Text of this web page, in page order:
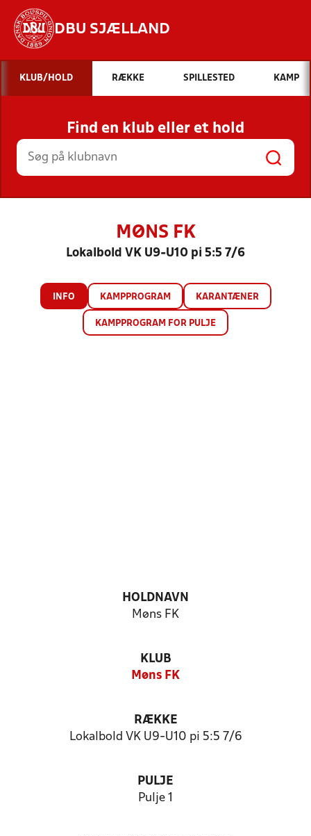
DBU SJÆLLAND
Hvad vil du søge efter?
INDHOLD OG NYHEDER
STILLINGER, RESULTATER, KLUBBER OG
HOLD
KLUB/HOLD RÆKKE SPILLESTED KAMP
Find en klub eller et hold
MØNS FK
Lokalbold VK U9-U10 pi 5:5 7/6
INFO KAMPPROGRAM KARANTÆNER
KAMPPROGRAM FOR PULJE
HOLDNAVN
Møns FK
KLUB
Møns FK
RÆKKE
Lokalbold VK U9-U10 pi 5:5 7/6
PULJE
Pulje 1